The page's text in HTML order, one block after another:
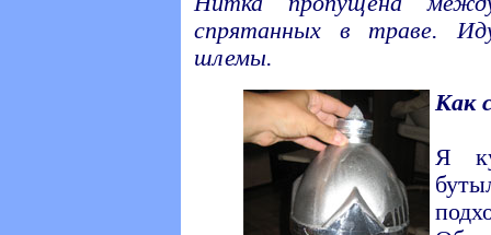
спрятанных в траве.
шлемы.
Как
Я